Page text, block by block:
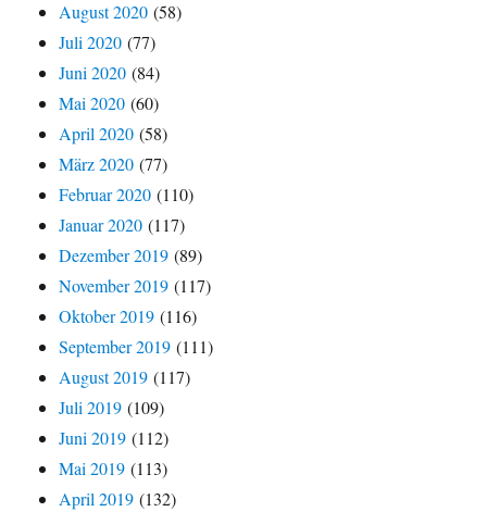
August 2020 (58)
Juli 2020 (77)
Juni 2020 (84)
Mai 2020 (60)
April 2020 (58)
März 2020 (77)
Februar 2020 (110)
Januar 2020 (117)
Dezember 2019 (89)
November 2019 (117)
Oktober 2019 (116)
September 2019 (111)
August 2019 (117)
Juli 2019 (109)
Juni 2019 (112)
Mai 2019 (113)
April 2019 (132)